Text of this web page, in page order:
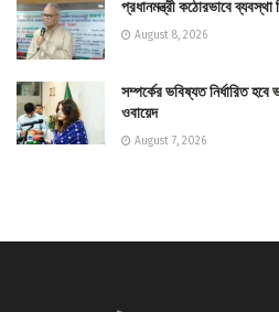
প্রধানমন্ত্রী কঠোরভাবে
August 8, 2026
সম্পর্কের ভবিষ্যত নির্ধারিত হবে
ওবায়েদ
August 7, 2026